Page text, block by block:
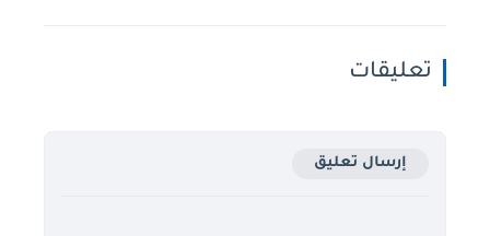
تعليقات
إرسال تعليق